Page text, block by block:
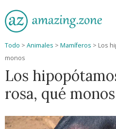
Todo > Animales > Mamíferos > Los
monos
Los
rosa, qué monos